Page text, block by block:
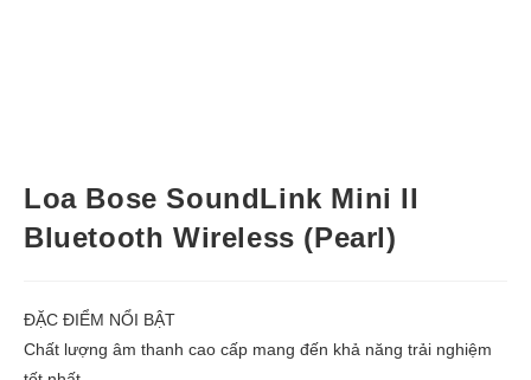
Loa Bose SoundLink Mini II
Bluetooth Wireless (Pearl)
ĐẶC ĐIỂM NỔI BẬT
Chất lượng âm thanh cao cấp mang đến khả năng trải nghiệm